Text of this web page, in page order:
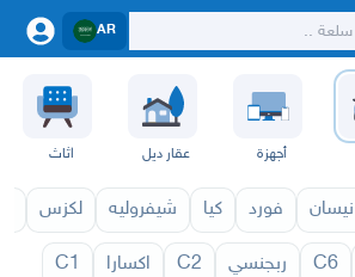
AR
أجهزة عقار ديل اثاث
نيسان فورد كيا شيفروليه لكزس
C6 ربجنسي C2 اكسارا C1